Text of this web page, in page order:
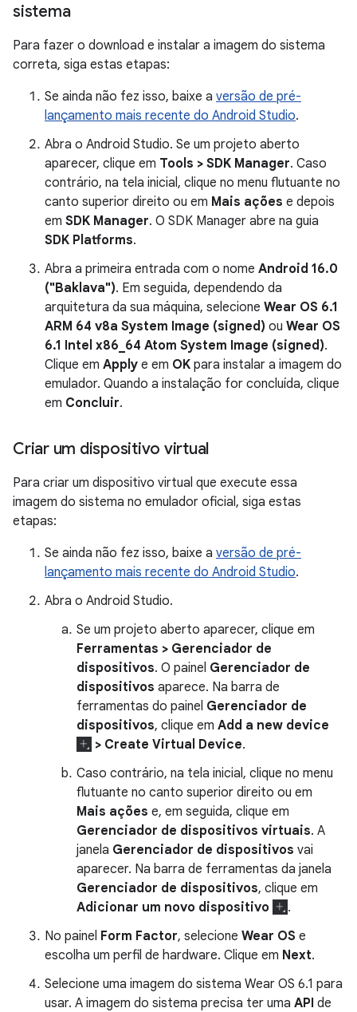
sistema
Para fazer o download e instalar a imagem do sistema
correta, siga estas etapas:
Se ainda não fez isso, baixe a versão de pré-
lançamento mais recente do Android Studio.
Abra o Android Studio. Se um projeto aberto
aparecer, clique em Tools > SDK Manager. Caso
contrário, na tela inicial, clique no menu flutuante no
canto superior direito ou em Mais ações e depois
em SDK Manager. O SDK Manager abre na guia
SDK Platforms.
Abra a primeira entrada com o nome Android 16.0
("Baklava"). Em seguida, dependendo da
arquitetura da sua máquina, selecione Wear OS 6.1
ARM 64 v8a System Image (signed) ou Wear OS
6.1 Intel x86_64 Atom System Image (signed).
Clique em Apply e em OK para instalar a imagem do
emulador. Quando a instalação for concluída, clique
em Concluir.
Criar um dispositivo virtual
Para criar um dispositivo virtual que execute essa
imagem do sistema no emulador oficial, siga estas
etapas:
Se ainda não fez isso, baixe a versão de pré-
lançamento mais recente do Android Studio.
Abra o Android Studio.
Se um projeto aberto aparecer, clique em
Ferramentas > Gerenciador de
dispositivos. O painel Gerenciador de
dispositivos aparece. Na barra de
ferramentas do painel Gerenciador de
dispositivos, clique em Add a new device
> Create Virtual Device.
Caso contrário, na tela inicial, clique no menu
flutuante no canto superior direito ou em
Mais ações e, em seguida, clique em
Gerenciador de dispositivos virtuais. A
janela Gerenciador de dispositivos vai
aparecer. Na barra de ferramentas da janela
Gerenciador de dispositivos, clique em
Adicionar um novo dispositivo
.
No painel Form Factor, selecione Wear OS e
escolha um perfil de hardware. Clique em Next.
Selecione uma imagem do sistema Wear OS 6.1 para
usar. A imagem do sistema precisa ter uma API de